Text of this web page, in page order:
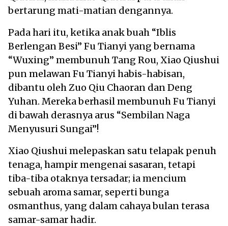
bertarung mati-matian dengannya.
Pada hari itu, ketika anak buah “Iblis
Berlengan Besi” Fu Tianyi yang bernama
“Wuxing” membunuh Tang Rou, Xiao Qiushui
pun melawan Fu Tianyi habis-habisan,
dibantu oleh Zuo Qiu Chaoran dan Deng
Yuhan. Mereka berhasil membunuh Fu Tianyi
di bawah derasnya arus “Sembilan Naga
Menyusuri Sungai”!
Xiao Qiushui melepaskan satu telapak penuh
tenaga, hampir mengenai sasaran, tetapi
tiba-tiba otaknya tersadar; ia mencium
sebuah aroma samar, seperti bunga
osmanthus, yang dalam cahaya bulan terasa
samar-samar hadir.